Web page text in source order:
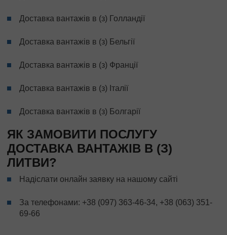
Доставка вантажів в (з) Голландії
Доставка вантажів в (з) Бельгії
Доставка вантажів в (з) Франції
Доставка вантажів в (з) Італії
Доставка вантажів в (з) Болгарії
ЯК ЗАМОВИТИ ПОСЛУГУ
ДОСТАВКА ВАНТАЖІВ В (З)
ЛИТВИ?
Надіслати онлайн заявку на нашому сайті
За телефонами: +38 (097) 363-46-34, +38 (063) 351-
69-66